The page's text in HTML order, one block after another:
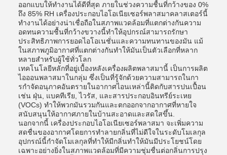
ออกแบบให้ทํางานได้ดีที่สุด ภายในช่วงความชื้นที่กว้างของ 0%
ถึง 85% RH เครื่องประกอบไอโอเนียเซอร์พลาสมาคลาสเตอร์นี้
ทํางานได้อย่างน่าเชื่อถือในสภาพแวดล้อมที่แตกต่างกันความ
อดทนความชื้นที่กว้างขวางนี้ทําให้อุปกรณ์สามารถรักษา
ประสิทธิภาพการยอดไอโอเนชั่นและความทนทานของมัน แม้
ในสภาพภูมิอากาศที่แตกต่างกันทําให้มันเป็นตัวเลือกที่หลาก
หลายสําหรับผู้ใช้ทั่วโลก
เทคโนโลยีหลักที่อยู่เบื้องหลังเครื่องผลิตพลาสมานี้ เป็นการผลิต
ไอออนพลาสมาในกลุ่ม ซึ่งเป็นที่รู้จักด้วยความสามารถในกา
รกําจัดอนุภาคอันตรายในอากาศไอนเหล่านี้ติดกับสารปนเปื้อน
เช่น ฝุ่น, แบคทีเรีย, ไวรัส, และสารประกอบอินทรีย์ระเหย
(VOCs) ทําให้พวกมันรวมกันและตกออกจากอากาศที่หายใจ
สนับสนุนให้อากาศภายในบ้านสะอาดและสดใสขึ้น.
นอกจากนี้ เครื่องประกอบไอโอเนียเซอร์พลาสมา จะเพิ่มความ
สดชื่นของอากาศโดยการทําลายกลิ่นที่ไม่ดีใจในระดับโมเลกุล
อุปกรณ์นี้กําจัดโมเลกุลที่ทําให้มีกลิ่นทําให้มันมีประโยชน์โดย
เฉพาะอย่างยิ่งในสภาพแวดล้อมที่มีความชุ่มชื่นต่อกลิ่นการปรุง